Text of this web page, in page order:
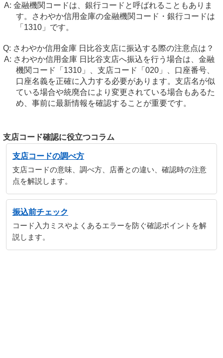
金融機関コードは、銀行コードと呼ばれることもありま
す。さわやか信用金庫の金融機関コード・銀行コードは
「1310」です。
さわやか信用金庫 日比谷支店に振込する際の注意点は？
さわやか信用金庫 日比谷支店へ振込を行う場合は、金融
機関コード「1310」、支店コード「020」、口座番号、
口座名義を正確に入力する必要があります。支店名が似
ている場合や統廃合により変更されている場合もあるた
め、事前に最新情報を確認することが重要です。
支店コード確認に役立つコラム
支店コードの調べ方
支店コードの意味、調べ方、店番との違い、確認時の注意
点を解説します。
振込前チェック
コード入力ミスやよくあるエラーを防ぐ確認ポイントを解
説します。